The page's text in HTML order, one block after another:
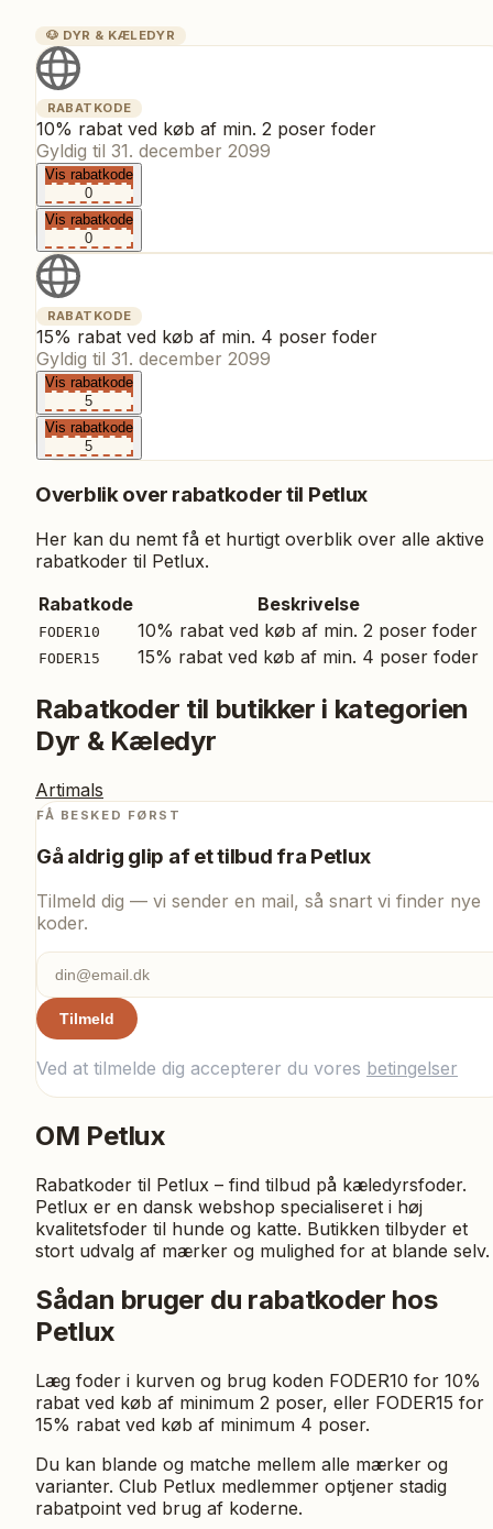
🐶 DYR & KÆLEDYR
RABATKODE
10% rabat ved køb af min. 2 poser foder
Gyldig til 31. december 2099
Vis rabatkode
0
Vis rabatkode
0
RABATKODE
15% rabat ved køb af min. 4 poser foder
Gyldig til 31. december 2099
Vis rabatkode
5
Vis rabatkode
5
Overblik over rabatkoder til Petlux
Her kan du nemt få et hurtigt overblik over alle aktive
rabatkoder til Petlux.
Rabatkode
Beskrivelse
FODER10 10% rabat ved køb af min. 2 poser foder
FODER15 15% rabat ved køb af min. 4 poser foder
Rabatkoder til butikker i kategorien
Dyr & Kæledyr
Artimals
FÅ BESKED FØRST
Gå aldrig glip af et tilbud fra Petlux
Tilmeld dig — vi sender en mail, så snart vi finder nye
koder.
Tilmeld
Ved at tilmelde dig accepterer du vores betingelser
OM Petlux
Rabatkoder til Petlux – find tilbud på kæledyrsfoder.
Petlux er en dansk webshop specialiseret i høj
kvalitetsfoder til hunde og katte. Butikken tilbyder et
stort udvalg af mærker og mulighed for at blande selv.
Sådan bruger du rabatkoder hos
Petlux
Læg foder i kurven og brug koden FODER10 for 10%
rabat ved køb af minimum 2 poser, eller FODER15 for
15% rabat ved køb af minimum 4 poser.
Du kan blande og matche mellem alle mærker og
varianter. Club Petlux medlemmer optjener stadig
rabatpoint ved brug af koderne.